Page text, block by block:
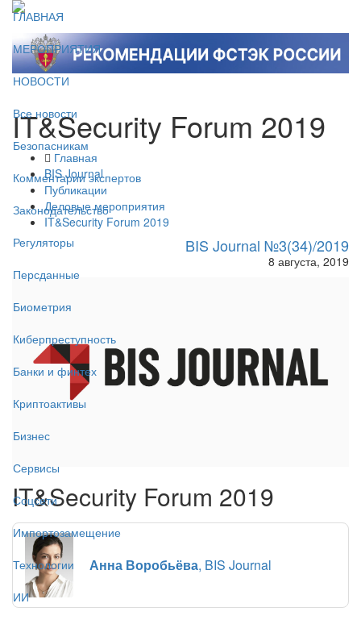
ГЛАВНАЯ
МЕРОПРИЯТИЯ
НОВОСТИ
Все новости
Безопасникам
Комментарии экспертов
Законодательство
Регуляторы
Персданные
Биометрия
Киберпреступность
Банки и финтех
Криптоактивы
Бизнес
Сервисы
Соцсети
Импортозамещение
Технологии
ИИ
IT&Security Forum 2019
Главная
BIS Journal
Публикации
Деловые мероприятия
IT&Security Forum 2019
BIS Journal №3(34)/2019
8 августа, 2019
IT&Security Forum 2019
Анна Воробьёва, BIS Journal